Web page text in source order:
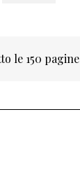
le 150 pagine